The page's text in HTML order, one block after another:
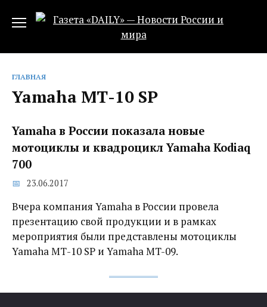
ГЛАВНАЯ
Yamaha МТ-10 SP
Yamaha в России показала новые
мотоциклы и квадроцикл Yamaha Kodiaq
700
23.06.2017
Вчера компания Yamaha в России провела
презентацию свой продукции и в рамках
мероприятия были представлены мотоциклы
Yamaha МТ-10 SP и Yamaha MT-09.